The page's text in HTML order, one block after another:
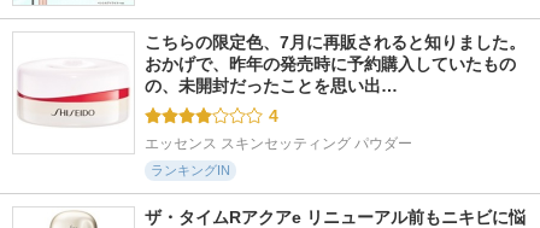
こちらの限定色、7月に再販されると知りました。
おかげで、昨年の発売時に予約購入していたもの
の、未開封だったことを思い出…
4
エッセンス スキンセッティング パウダー
ランキングIN
ザ・タイムRアクアe リニューアル前もニキビに悩